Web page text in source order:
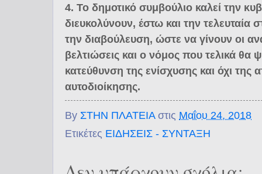
4. Το δημοτικό συμβούλιο καλεί την
διευκολύνουν, έστω και την τελευταία
την διαβούλευση, ώστε να γίνουν οι
βελτιώσεις και ο νόμος που τελικά θα
κατεύθυνση της ενίσχυσης και όχι
αυτοδιοίκησης.
By ΣΤΗΝ ΠΛΑΤΕΙΑ στις Μαΐου 24, 2018
Ετικέτες ΕΙΔΗΣΕΙΣ - ΣΥΝΤΑΞΗ